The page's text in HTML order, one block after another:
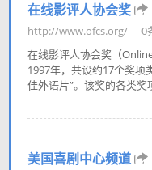
在线影评人协会奖
http://www.ofcs.org/ 0
在线影评人协会奖（
1997年，共设约17个奖项
佳外语片”。该奖的各类
美国喜剧中心频道